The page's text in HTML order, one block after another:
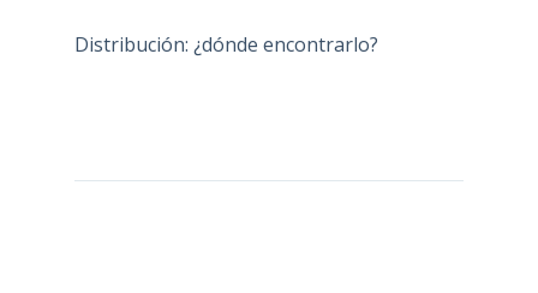
Distribución: ¿dónde encontrarlo?